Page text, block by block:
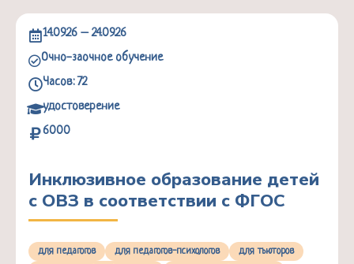
14.09.26 – 24.09.26
Очно-заочное обучение
Часов: 72
удостоверение
6000
Инклюзивное образование детей
с ОВЗ в соответствии с ФГОС
для педагогов для педагогов-психологов
для тьюторов